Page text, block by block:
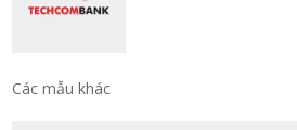
Các mẫu khác